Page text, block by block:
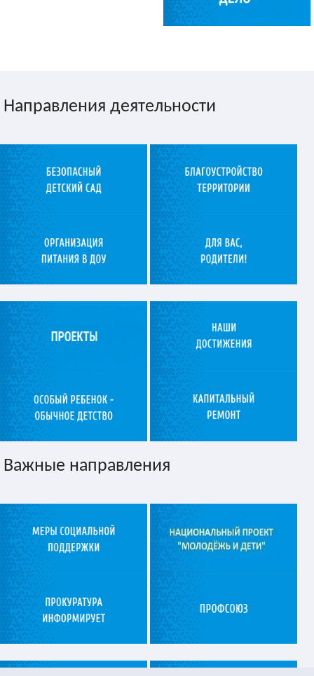
Направления деятельности
Важные направления